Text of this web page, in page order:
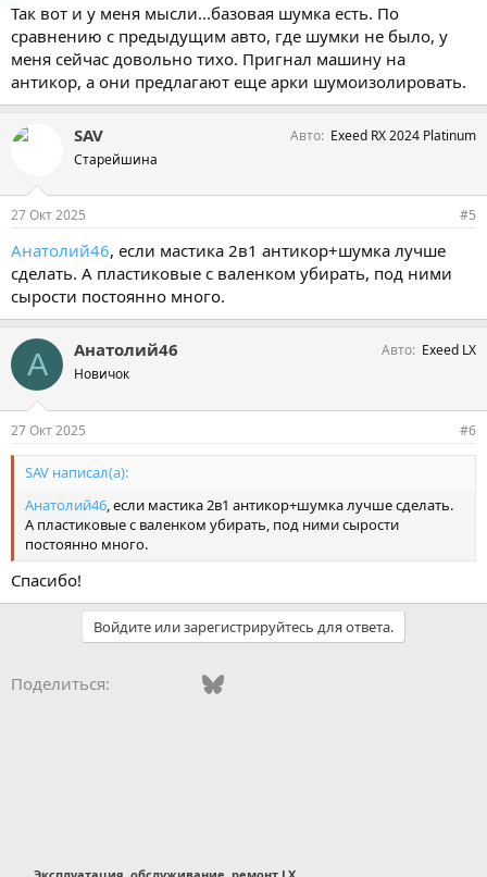
Так вот и у меня мысли...базовая шумка есть. По
сравнению с предыдущим авто, где шумки не было, у
меня сейчас довольно тихо. Пригнал машину на
антикор, а они предлагают еще арки шумоизолировать.
SAV
Старейшина
Авто Exeed RX 2024 Platinum
27 Окт 2025 #5
Анатолий46, если мастика 2в1 антикор+шумка лучше
сделать. А пластиковые с валенком убирать, под ними
сырости постоянно много.
А Анатолий46
Новичок
Авто Exeed LX
27 Окт 2025 #6
SAV написал(а):
Анатолий46, если мастика 2в1 антикор+шумка лучше сделать.
А пластиковые с валенком убирать, под ними сырости
постоянно много.
Спасибо!
Войдите или зарегистрируйтесь для ответа.
Поделиться: Vkontakte
FacebookBluesky